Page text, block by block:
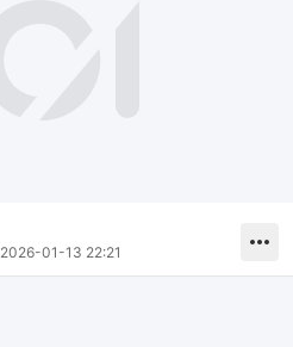
2026-01-13 22:21